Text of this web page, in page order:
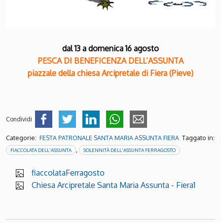
dal 13 a domenica 16 agosto
PESCA DI BENEFICENZA DELL’ASSUNTA
piazzale della chiesa Arcipretale di Fiera (Pieve)
Condividi
Categorie: FESTA PATRONALE SANTA MARIA ASSUNTA FIERA Taggato in:
FIACCOLATA DELL'ASSUNTA SOLENNITÀ DELL'ASSUNTA FERRAGOSTO
fiaccolataFerragosto
Chiesa Arcipretale Santa Maria Assunta - Fiera1